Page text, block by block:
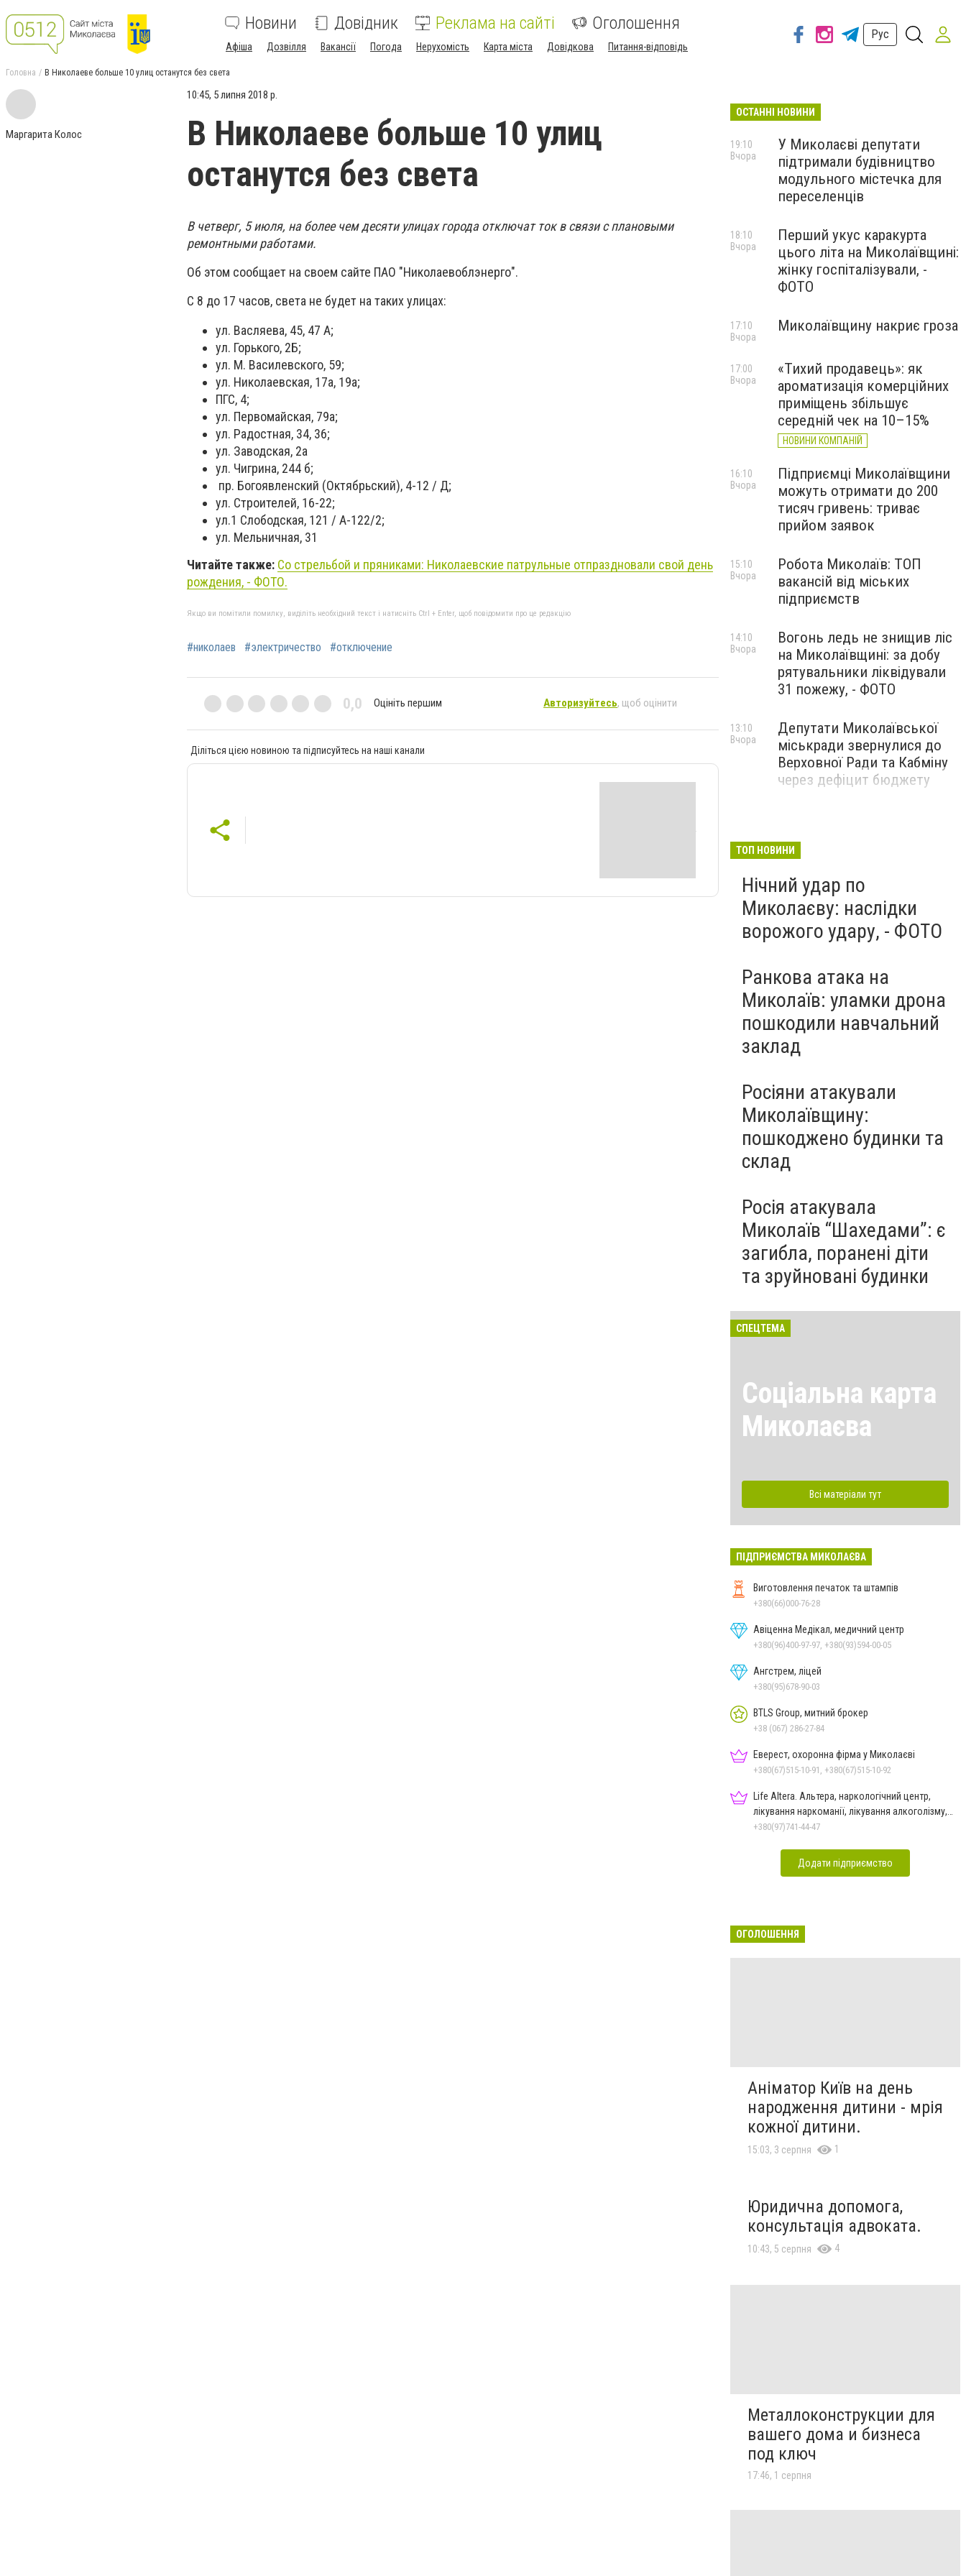
Новини Довідник Реклама на сайті Оголошення
Афіша Дозвілля Вакансії Погода Нерухомість Карта міста Довідкова Питання-відповідь
Рус
Головна В Николаеве больше 10 улиц останутся без света
Маргарита Колос
10:45, 5 липня 2018 р.
В Николаеве больше 10 улиц
останутся без света
В четверг, 5 июля, на более чем десяти улицах города отключат ток в связи с плановыми
ремонтными работами.
Об этом сообщает на своем сайте ПАО "Николаевоблэнерго".
С 8 до 17 часов, света не будет на таких улицах:
ул. Васляева, 45, 47 А;
ул. Горького, 2Б;
ул. М. Василевского, 59;
ул. Николаевская, 17а, 19а;
ПГС, 4;
ул. Первомайская, 79а;
ул. Радостная, 34, 36;
ул. Заводская, 2а
ул. Чигрина, 244 б;
пр. Богоявленский (Октябрьский), 4-12 / Д;
ул. Строителей, 16-22;
ул.1 Слободская, 121 / А-122/2;
ул. Мельничная, 31
Читайте также: Со стрельбой и пряниками: Николаевские патрульные отпраздновали свой день
рождения, - ФОТО.
Якщо ви помітили помилку, виділіть необхідний текст і натисніть Ctrl + Enter, щоб повідомити про це редакцію
#николаев #электричество #отключение
0,0 Оцініть першим Авторизуйтесь, щоб оцінити
Діліться цією новиною та підписуйтесь на наші канали
ОСТАННІ НОВИНИ
У Миколаєві депутати
підтримали будівництво
модульного містечка для
переселенців
19:10
Вчора
Перший укус каракурта
цього літа на Миколаївщині:
жінку госпіталізували, -
ФОТО
18:10
Вчора
Миколаївщину накриє гроза
17:10
Вчора
«Тихий продавець»: як
ароматизація комерційних
приміщень збільшує
середній чек на 10–15%
НОВИНИ КОМПАНІЙ
17:00
Вчора
Підприємці Миколаївщини
можуть отримати до 200
тисяч гривень: триває
прийом заявок
16:10
Вчора
Робота Миколаїв: ТОП
вакансій від міських
підприємств
15:10
Вчора
Вогонь ледь не знищив ліс
на Миколаївщині: за добу
рятувальники ліквідували
31 пожежу, - ФОТО
14:10
Вчора
Депутати Миколаївської
міськради звернулися до
Верховної Ради та Кабміну
через дефіцит бюджету
13:10
Вчора
ТОП НОВИНИ
Нічний удар по
Миколаєву: наслідки
ворожого удару, - ФОТО
Ранкова атака на
Миколаїв: уламки дрона
пошкодили навчальний
заклад
Росіяни атакували
Миколаївщину:
пошкоджено будинки та
склад
Росія атакувала
Миколаїв “Шахедами”: є
загибла, поранені діти
та зруйновані будинки
СПЕЦТЕМА
Соціальна карта
Миколаєва
Всі матеріали тут
ПІДПРИЄМСТВА МИКОЛАЄВА
Виготовлення печаток та штампів
+380(66)000-76-28
Авіценна Медікал, медичний центр
+380(96)400-97-97, +380(93)594-00-05
Ангстрем, ліцей
+380(95)678-90-03
BTLS Group, митний брокер
+38 (067) 286-27-84
Еверест, охоронна фірма у Миколаєві
+380(67)515-10-91, +380(67)515-10-92
Life Altera. Альтера, наркологічний центр,
лікування наркоманії, лікування алкоголізму,
зняття ломки
+380(97)741-44-47
Додати підприємство
ОГОЛОШЕННЯ
Аніматор Київ на день
народження дитини - мрія
кожної дитини.
15:03, 3 серпня 1
Юридична допомога,
консультація адвоката.
10:43, 5 серпня 4
Металлоконструкции для
вашего дома и бизнеса
под ключ
17:46, 1 серпня